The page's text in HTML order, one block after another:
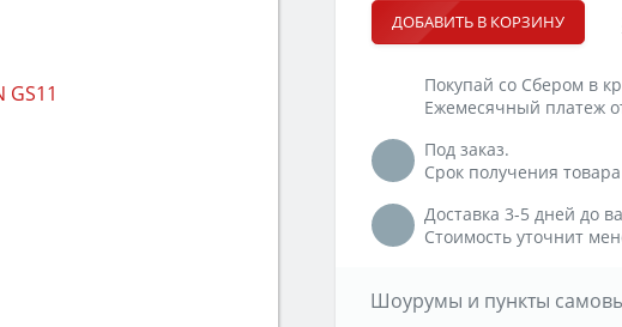
ДОБАВИТЬ В КОРЗИНУ
Покупай со Сбером в
Ежемесячный платеж
Под заказ.
Срок получения
Доставка 3-5 дней до
Стоимость уточнит
Шоурумы и пункты